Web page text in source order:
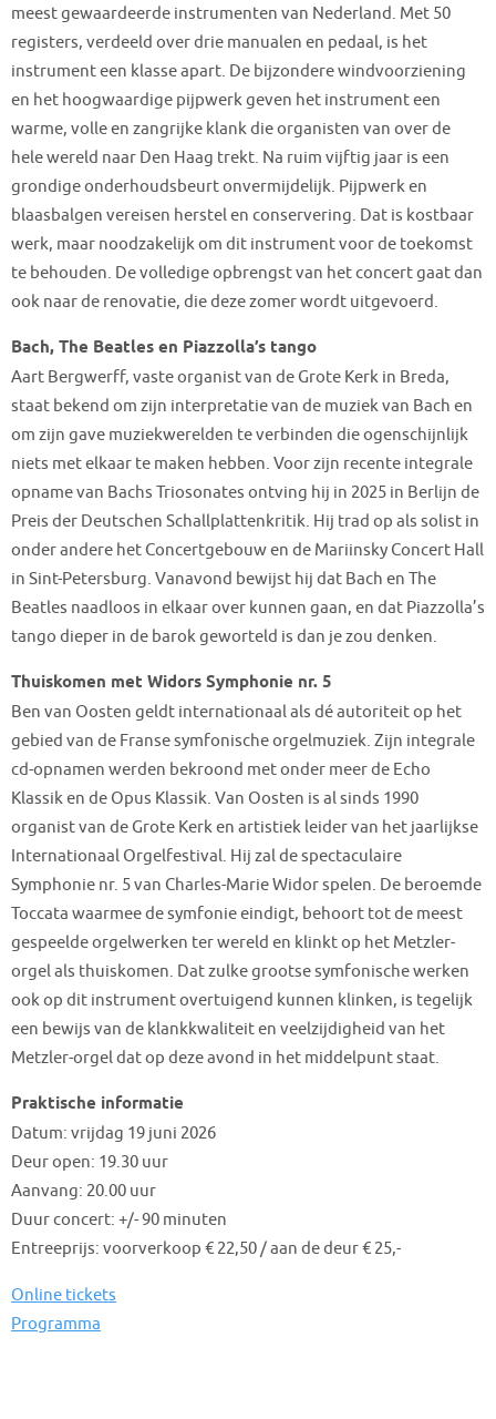
meest gewaardeerde instrumenten van Nederland. Met 50
registers, verdeeld over drie manualen en pedaal, is het
instrument een klasse apart. De bijzondere windvoorziening
en het hoogwaardige pijpwerk geven het instrument een
warme, volle en zangrijke klank die organisten van over de
hele wereld naar Den Haag trekt. Na ruim vijftig jaar is een
grondige onderhoudsbeurt onvermijdelijk. Pijpwerk en
blaasbalgen vereisen herstel en conservering. Dat is kostbaar
werk, maar noodzakelijk om dit instrument voor de toekomst
te behouden. De volledige opbrengst van het concert gaat dan
ook naar de renovatie, die deze zomer wordt uitgevoerd.
Bach, The Beatles en Piazzolla’s tango
Aart Bergwerff, vaste organist van de Grote Kerk in Breda,
staat bekend om zijn interpretatie van de muziek van Bach en
om zijn gave muziekwerelden te verbinden die ogenschijnlijk
niets met elkaar te maken hebben. Voor zijn recente integrale
opname van Bachs Triosonates ontving hij in 2025 in Berlijn de
Preis der Deutschen Schallplattenkritik. Hij trad op als solist in
onder andere het Concertgebouw en de Mariinsky Concert Hall
in Sint-Petersburg. Vanavond bewijst hij dat Bach en The
Beatles naadloos in elkaar over kunnen gaan, en dat Piazzolla’s
tango dieper in de barok geworteld is dan je zou denken.
Thuiskomen met Widors Symphonie nr. 5
Ben van Oosten geldt internationaal als dé autoriteit op het
gebied van de Franse symfonische orgelmuziek. Zijn integrale
cd-opnamen werden bekroond met onder meer de Echo
Klassik en de Opus Klassik. Van Oosten is al sinds 1990
organist van de Grote Kerk en artistiek leider van het jaarlijkse
Internationaal Orgelfestival. Hij zal de spectaculaire
Symphonie nr. 5 van Charles-Marie Widor spelen. De beroemde
Toccata waarmee de symfonie eindigt, behoort tot de meest
gespeelde orgelwerken ter wereld en klinkt op het Metzler-
orgel als thuiskomen. Dat zulke grootse symfonische werken
ook op dit instrument overtuigend kunnen klinken, is tegelijk
een bewijs van de klankkwaliteit en veelzijdigheid van het
Metzler-orgel dat op deze avond in het middelpunt staat.
Praktische informatie
Datum: vrijdag 19 juni 2026
Deur open: 19.30 uur
Aanvang: 20.00 uur
Duur concert: +/- 90 minuten
Entreeprijs: voorverkoop € 22,50 / aan de deur € 25,-
Online tickets
Programma